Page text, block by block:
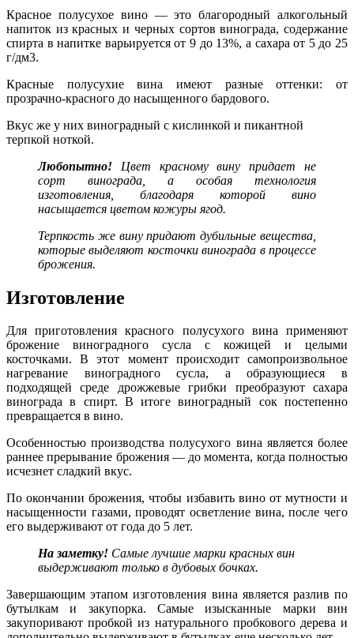
Красное полусухое вино — это благородный алкогольный
напиток из красных и черных сортов винограда, содержание
спирта в напитке варьируется от 9 до 13%, а сахара от 5 до 25
г/дм3.
Красные полусухие вина имеют разные оттенки: от
прозрачно-красного до насыщенного бардового.
Вкус же у них виноградный с кислинкой и пикантной
терпкой ноткой.
Любопытно! Цвет красному вину придает не
сорт винограда, а особая технология
изготовления, благодаря которой вино
насыщается цветом кожуры ягод.
Терпкость же вину придают дубильные вещества,
которые выделяют косточки винограда в процессе
брожения.
Изготовление
Для приготовления красного полусухого вина применяют
брожение виноградного сусла с кожицей и целыми
косточками. В этот момент происходит самопроизвольное
нагревание виноградного сусла, а образующиеся в
подходящей среде дрожжевые грибки преобразуют сахара
винограда в спирт. В итоге виноградный сок постепенно
превращается в вино.
Особенностью производства полусухого вина является более
раннее прерывание брожения — до момента, когда полностью
исчезнет сладкий вкус.
По окончании брожения, чтобы избавить вино от мутности и
насыщенности газами, проводят осветление вина, после чего
его выдерживают от года до 5 лет.
На заметку! Самые лучшие марки красных вин
выдерживают только в дубовых бочках.
Завершающим этапом изготовления вина является разлив по
бутылкам и закупорка. Самые изысканные марки вин
закупоривают пробкой из натурального пробкового дерева и